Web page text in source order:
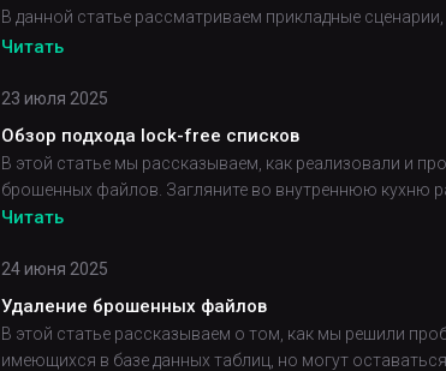
В данной статье рассматриваем прикладные
Читать
23 июля 2025
Обзор подхода lock-free списков
В этой статье мы рассказываем, как реализовали и
брошенных файлов. Загляните во внутреннюю кухню
Читать
24 июня 2025
Удаление брошенных файлов
В этой статье рассказываем о том, как мы решили
имеющихся в базе данных таблиц, но могут